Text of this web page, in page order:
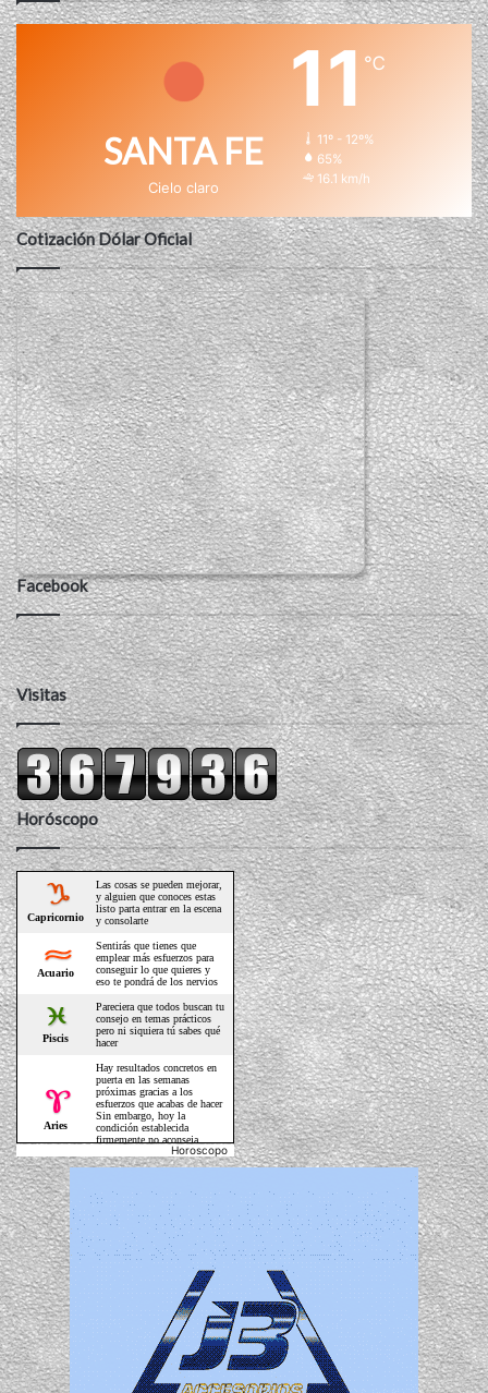
SANTA FE
Cielo claro
11℃
11º - 12º%
65%
16.1 km/h
Cotización Dólar Oficial
Facebook
Visitas
Horóscopo
Horoscopo